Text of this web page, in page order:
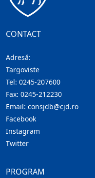
CONTACT
Adresă:
Targoviste
Tel: 0245-207600
Fax: 0245-212230
Email: consjdb@cjd.ro
Facebook
Instagram
Twitter
PROGRAM